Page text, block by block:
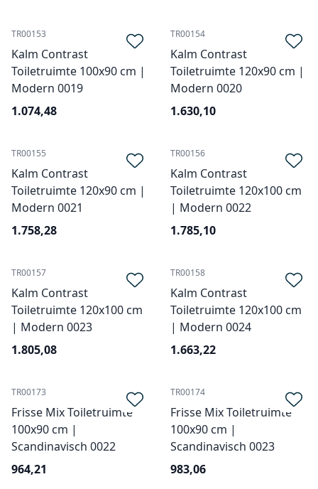
TR00153
Kalm Contrast
Toiletruimte 100x90 cm |
Modern 0019
1.074,48
TR00154
Kalm Contrast
Toiletruimte 120x90 cm |
Modern 0020
1.630,10
TR00155
Kalm Contrast
Toiletruimte 120x90 cm |
Modern 0021
1.758,28
TR00156
Kalm Contrast
Toiletruimte 120x100 cm
| Modern 0022
1.785,10
TR00157
Kalm Contrast
Toiletruimte 120x100 cm
| Modern 0023
1.805,08
TR00158
Kalm Contrast
Toiletruimte 120x100 cm
| Modern 0024
1.663,22
TR00173
Frisse Mix Toiletruimte
100x90 cm |
Scandinavisch 0022
964,21
TR00174
Frisse Mix Toiletruimte
100x90 cm |
Scandinavisch 0023
983,06